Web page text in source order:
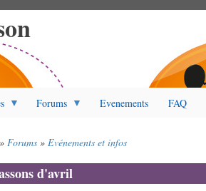
Forums Evenements FAQ
Forums Evénements et infos
d'avril